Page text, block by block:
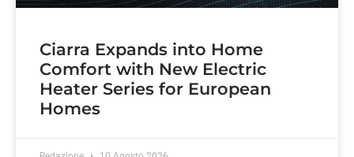
Ciarra Expands into Home
Comfort with New Electric
Heater Series for European
Homes